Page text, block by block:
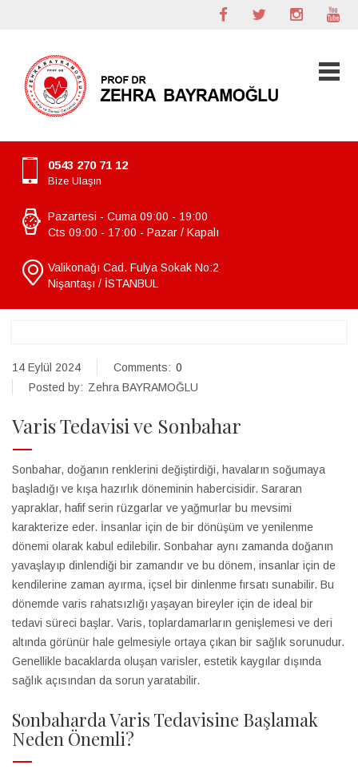
0543 270 71 12
Bize Ulaşın
Pazartesi - Cuma 09:00 - 19:00
Cts 09:00 - 17:00 - Pazar / Kapalı
Valikonağı Cad. Fulya Sokak No:2
Nişantaşı / İSTANBUL
14 Eylül 2024 Comments: 0
Posted by: Zehra BAYRAMOĞLU
Varis Tedavisi ve Sonbahar
Sonbahar, doğanın renklerini değiştirdiği, havaların soğumaya
başladığı ve kışa hazırlık döneminin habercisidir. Sararan
yapraklar, hafif serin rüzgarlar ve yağmurlar bu mevsimi
karakterize eder. İnsanlar için de bir dönüşüm ve yenilenme
dönemi olarak kabul edilebilir. Sonbahar aynı zamanda doğanın
yavaşlayıp dinlendiği bir zamandır ve bu dönem, insanlar için de
kendilerine zaman ayırma, içsel bir dinlenme fırsatı sunabilir. Bu
dönemde varis rahatsızlığı yaşayan bireyler için de ideal bir
tedavi süreci başlar. Varis, toplardamarların genişlemesi ve deri
altında görünür hale gelmesiyle ortaya çıkan bir sağlık sorunudur.
Genellikle bacaklarda oluşan varisler, estetik kaygılar dışında
sağlık açısından da sorun yaratabilir.
Sonbaharda Varis Tedavisine Başlamak
Neden Önemli?